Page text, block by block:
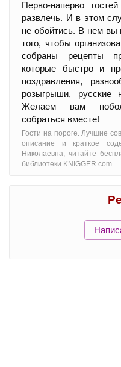
Перво-наперво
развлечь. И в этом
не обойтись. В нем вы
того, чтобы
собраны рецепты
которые быстро и
поздравления,
розыгрыши, русские
Желаем вам
собраться вместе!
Гости на пороге. Лучшие
oписание и краткое
Николаевна, читайте
библиотеки KNIGGER.com